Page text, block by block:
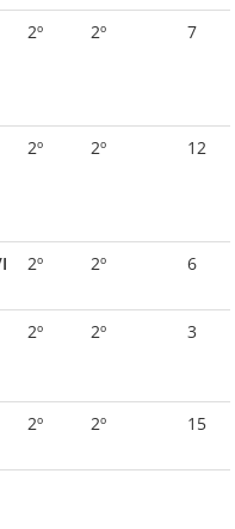
2º 2º 7
2º 2º 12
2º 2º 6
2º 2º 3
2º 2º 15